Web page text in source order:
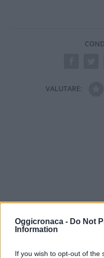
Oggicronaca - Do Not
Information
If you wish to opt-out of the
VALUTARE: